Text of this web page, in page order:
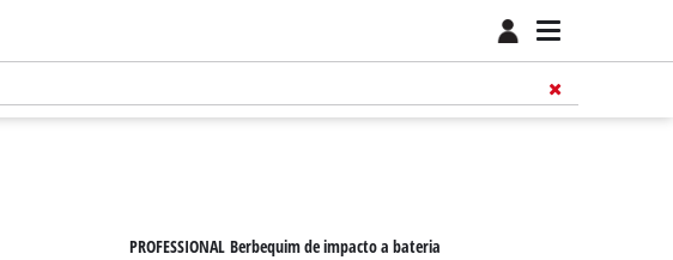
PROFESSIONAL Berbequim de impacto a bateria